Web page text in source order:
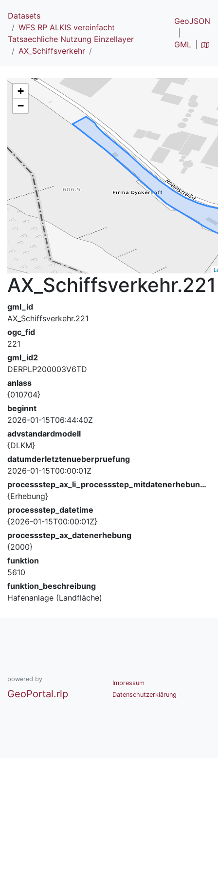
Datasets
WFS RP ALKIS vereinfacht
Tatsaechliche Nutzung Einzellayer
AX_Schiffsverkehr
GeoJSON
GML
+
−
AX_Schiffsverkehr.221
gml_id
AX_Schiffsverkehr.221
ogc_fid
221
gml_id2
DERPLP200003V6TD
anlass
{010704}
beginnt
2026-01-15T06:44:40Z
advstandardmodell
{DLKM}
datumderletztenueberpruefung
2026-01-15T00:00:01Z
processstep_ax_li_processstep_mitdatenerhebung_description
{Erhebung}
processstep_datetime
{2026-01-15T00:00:01Z}
processstep_ax_datenerhebung
{2000}
funktion
5610
funktion_beschreibung
Hafenanlage (Landfläche)
powered by
GeoPortal.rlp
Impressum
Datenschutzerklärung